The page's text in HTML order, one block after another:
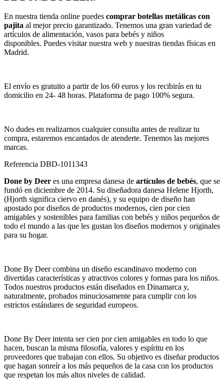
En nuestra tienda online puedes comprar botellas metálicas con
pajita al mejor precio garantizado. Tenemos una gran variedad de
artículos de alimentación, vasos para bebés y niños
disponibles. Puedes visitar nuestra web y nuestras tiendas físicas en
Madrid.
El envío es gratuito a partir de los 60 euros y los recibirás en tu
domicilio en 24- 48 horas. Plataforma de pago 100% segura.
No dudes en realizarnos cualquier consulta antes de realizar tu
compra, estaremos encantados de atenderte. Tenemos las mejores
marcas.
Referencia DBD-1011343
Done by Deer es una empresa danesa de artículos de bebés, que se
fundó en diciembre de 2014. Su diseñadora danesa Helene Hjorth,
(Hjorth significa ciervo en danés), y su equipo de diseño han
apostado por diseños de productos modernos, cien por cien
amigables y sostenibles para familias con bebés y niños pequeños de
todo el mundo a las que les gustan los diseños modernos y originales
para su hogar.
Done By Deer combina un diseño escandinavo moderno con
divertidas características y atractivos colores y formas para los niños.
Todos nuestros productos están diseñados en Dinamarca y,
naturalmente, probados minuciosamente para cumplir con los
estrictos estándares de seguridad europeos.
Done By Deer intenta ser cien por cien amigables en todo lo que
hacen, buscan la misma filosofía, valores y espíritu en los
proveedores que trabajan con ellos. Su objetivo es diseñar productos
que hagan sonreír a los más pequeños de la casa con los productos
que respetan los más altos niveles de calidad.